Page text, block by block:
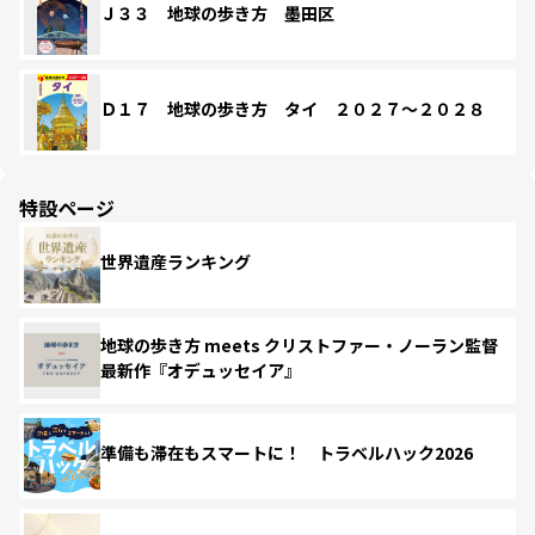
Ｊ３３ 地球の歩き方 墨田区
Ｄ１７ 地球の歩き方 タイ ２０２７～２０２８
特設ページ
世界遺産ランキング
地球の歩き方 meets クリストファー・ノーラン監督
最新作『オデュッセイア』
準備も滞在もスマートに！ トラベルハック2026